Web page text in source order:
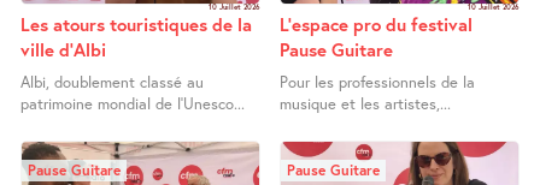
10 Juillet 2026
Les atours touristiques de la
ville d’Albi
Albi, doublement classé au
patrimoine mondial de l’Unesco...
10 Juillet 2026
L’espace pro du festival
Pause Guitare
Pour les professionnels de la
musique et les artistes,...
Pause Guitare Pause Guitare